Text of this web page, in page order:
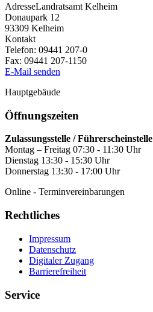
AdresseLandratsamt Kelheim
Donaupark 12
93309 Kelheim
Kontakt
Telefon: 09441 207-0
Fax: 09441 207-1150
E-Mail senden
Hauptgebäude
Öffnungszeiten
Zulassungsstelle / Führerscheinstelle
Montag – Freitag 07:30 - 11:30 Uhr
Dienstag 13:30 - 15:30 Uhr
Donnerstag 13:30 - 17:00 Uhr
Online - Terminvereinbarungen
Rechtliches
Impressum
Datenschutz
Digitaler Zugang
Barrierefreiheit
Service